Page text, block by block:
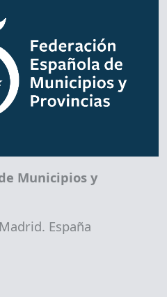
Municipios y
España